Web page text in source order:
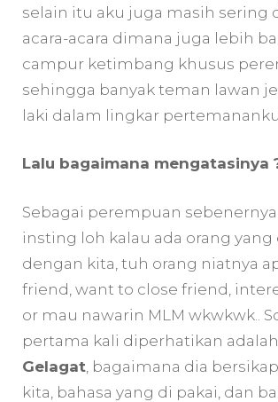
selain itu aku juga masih sering
acara-acara dimana juga lebih
campur ketimbang khusus
sehingga banyak teman lawan
laki dalam lingkar pertemananku.
Lalu bagaimana mengatasinya
Sebagai perempuan
insting loh kalau ada orang yang
dengan kita, tuh orang niatnya
friend, want to close friend,
or mau nawarin MLM wkwkwk..
pertama kali diperhatikan adalah
Gelagat , bagaimana dia
kita, bahasa yang di pakai, dan